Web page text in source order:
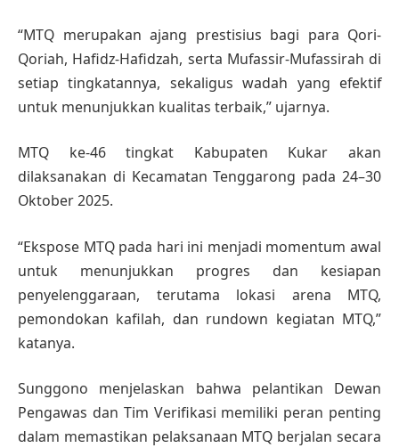
“MTQ merupakan ajang prestisius bagi para Qori-
Qoriah, Hafidz-Hafidzah, serta Mufassir-Mufassirah di
setiap tingkatannya, sekaligus wadah yang efektif
untuk menunjukkan kualitas terbaik,” ujarnya.
MTQ ke-46 tingkat Kabupaten Kukar akan
dilaksanakan di Kecamatan Tenggarong pada 24–30
Oktober 2025.
“Ekspose MTQ pada hari ini menjadi momentum awal
untuk menunjukkan progres dan kesiapan
penyelenggaraan, terutama lokasi arena MTQ,
pemondokan kafilah, dan rundown kegiatan MTQ,”
katanya.
Sunggono menjelaskan bahwa pelantikan Dewan
Pengawas dan Tim Verifikasi memiliki peran penting
dalam memastikan pelaksanaan MTQ berjalan secara